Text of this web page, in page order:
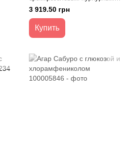
500г Himedia (M083) Кесслера
3 919.50 грн
Купить